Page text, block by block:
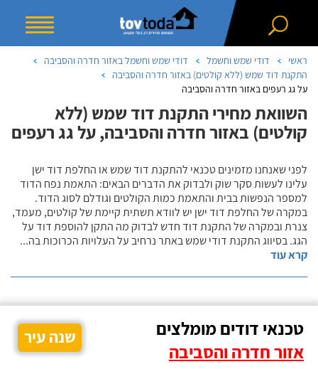
ראשי דודי שמש וחשמל
דודי שמש וחשמל באזור חדרה והסביבה
התקנת דוד שמש (ללא קולטים) באזור חדרה והסביבה
על גג רעפים באזור חדרה והסביבה
השוואת מחירי התקנת דוד שמש (ללא
קולטים) באזור חדרה והסביבה, על גג רעפים
לפני שאנחנו מזמינים טכנאי להתקנת דוד שמש או החלפת דוד ישן
עלינו לעשות סקר שוק ולבדוק את הדברים הבאים: התאמת נפח הדוד
למספר הנפשות בבית והתאמת כמות הקולטים וגודלם לסוג הדוד.
במקרה של החלפת דוד ישן יש לוודא תשתית קיימת של קולטים, מעמד,
צנרת ובמקרה של התקנת דוד חדש לבדוק מה התקן להוספת דוד על
הגג. בסיווג התקנת דודי שמש באתר נרחיב על העלויות הכרוכות בה...
קרא עוד
טכנאי דודים מומלצים
אזור חדרה והסביבה
שנה עיר